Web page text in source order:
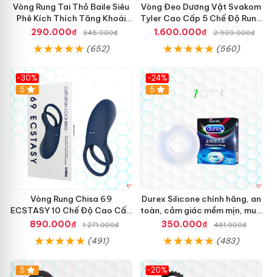
o
o
Vòng Rung Tai Thỏ Baile Siêu
Phê Kích Thích Tăng Khoái
Cảm
290.000₫ 345.000₫
(652)
Vòng Đeo Dương Vật Svakom
Tyler Cao Cấp 5 Chế Độ Rung
Mạnh Mẽ Kích Thích Điểm G
1.600.000₫ 2.909.000₫
(560)
-30%
Hot
5
Vòng Rung Chisa 69
ECSTASY 10 Chế Độ Cao Cấp
Kích Thích
890.000₫ 1.271.000₫
(491)
-24%
5
Durex Silicone chính hãng, an
toàn, cảm giác mềm mịn, mua
ngay
350.000₫ 461.000₫
(483)
5
-20%